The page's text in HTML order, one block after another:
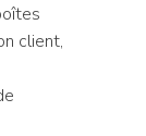
client,